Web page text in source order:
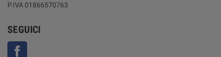
P.IVA 01866570763
SEGUICI